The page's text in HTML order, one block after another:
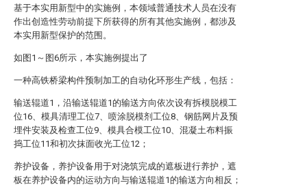
基于本实用新型中的实施例，本领域普通技术人员在没有
作出创造性劳动前提下所获得的所有其他实施例，都涉及
本实用新型保护的范围。
如图1～图6所示，本实施例提出了
一种高铁桥梁构件预制加工的自动化环形生产线，包括：
输送辊道1，沿输送辊道1的输送方向依次设有拆模脱模工
位16、模具清理工位7、喷涂脱模剂工位8、钢筋网片及预
埋件安装及检查工位9、模具合模工位10、混凝土布料振
捣工位11和初次抹面收光工位12；
养护设备，养护设备用于对浇筑完成的遮板进行养护，遮
板在养护设备内的运动方向与输送辊道1的输送方向相反；